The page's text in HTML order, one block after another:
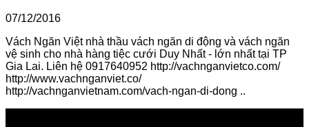
07/12/2016
Vách Ngăn Việt nhà thầu vách ngăn di động và vách ngăn
vệ sinh cho nhà hàng tiệc cưới Duy Nhất - lớn nhất tại TP
Gia Lai. Liên hệ 0917640952 http://vachnganvietco.com/
http://www.vachnganviet.co/
http://vachnganvietnam.com/vach-ngan-di-dong ..